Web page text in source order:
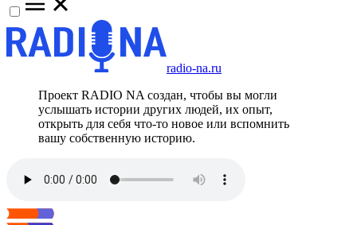
radio-na.ru
Проект RADIO NA создан, чтобы вы могли
услышать истории других людей, их опыт,
открыть для себя что-то новое или вспомнить
вашу собственную историю.